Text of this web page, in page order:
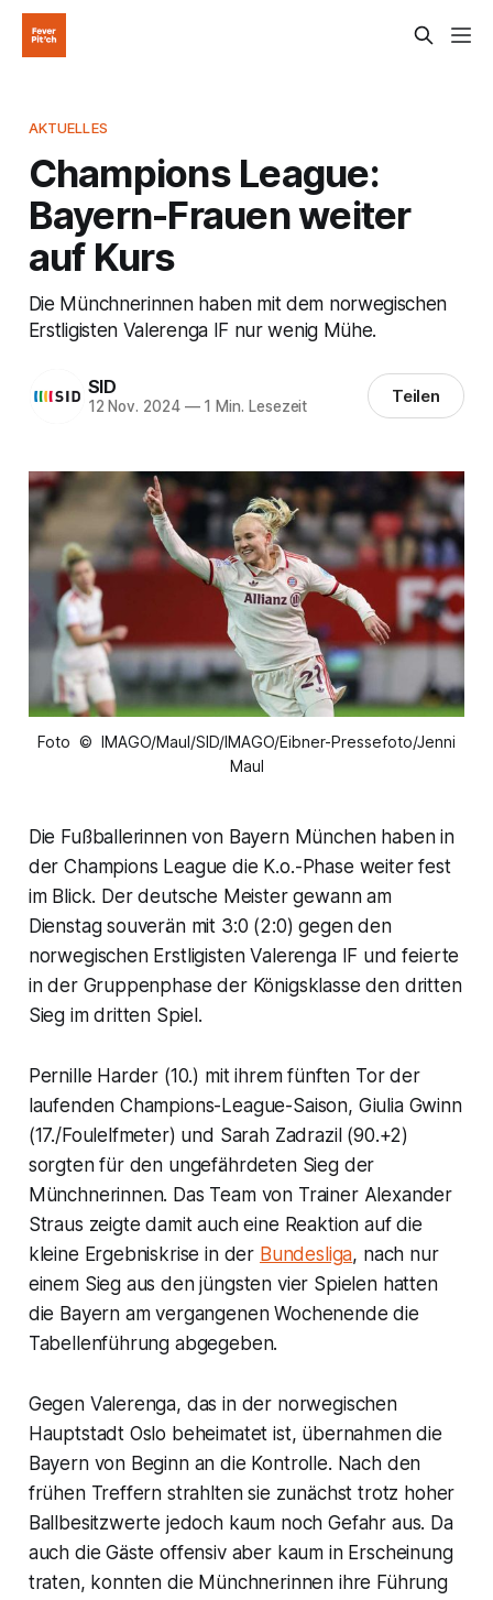
AKTUELLES
Champions League:
Bayern-Frauen weiter
auf Kurs
Die Münchnerinnen haben mit dem norwegischen
Erstligisten Valerenga IF nur wenig Mühe.
SID
12 Nov. 2024 —1 Min. Lesezeit Teilen
Foto © IMAGO/Maul/SID/IMAGO/Eibner-Pressefoto/Jenni
Maul
Die Fußballerinnen von Bayern München haben in
der Champions League die K.o.-Phase weiter fest
im Blick. Der deutsche Meister gewann am
Dienstag souverän mit 3:0 (2:0) gegen den
norwegischen Erstligisten Valerenga IF und feierte
in der Gruppenphase der Königsklasse den dritten
Sieg im dritten Spiel.
Pernille Harder (10.) mit ihrem fünften Tor der
laufenden Champions-League-Saison, Giulia Gwinn
(17./Foulelfmeter) und Sarah Zadrazil (90.+2)
sorgten für den ungefährdeten Sieg der
Münchnerinnen. Das Team von Trainer Alexander
Straus zeigte damit auch eine Reaktion auf die
kleine Ergebniskrise in der Bundesliga, nach nur
einem Sieg aus den jüngsten vier Spielen hatten
die Bayern am vergangenen Wochenende die
Tabellenführung abgegeben.
Gegen Valerenga, das in der norwegischen
Hauptstadt Oslo beheimatet ist, übernahmen die
Bayern von Beginn an die Kontrolle. Nach den
frühen Treffern strahlten sie zunächst trotz hoher
Ballbesitzwerte jedoch kaum noch Gefahr aus. Da
auch die Gäste offensiv aber kaum in Erscheinung
traten, konnten die Münchnerinnen ihre Führung